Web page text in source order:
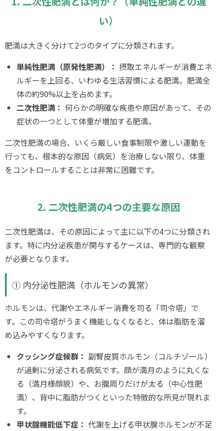
い）
肥満は大きく分けて2つのタイプに分類されます。
単純性肥満（原発性肥満）： 摂取エネルギーが消費エネ
ルギーを上回る、いわゆる生活習慣による肥満。肥満全
体の約90%以上を占めます。
二次性肥満： 何らかの明確な疾患や原因があって、その
症状の一つとして体重が増加する肥満。
二次性肥満の場合、いくら厳しい食事制限や激しい運動を
行っても、根本的な原因（病気）を治療しない限り、体重
をコントロールすることは非常に困難です。
2. 二次性肥満の4つの主要な原因
二次性肥満は、その原因によって主に以下の4つに分類され
ます。特に内分泌疾患が関与するケースは、専門的な観察
が必要となります。
① 内分泌性肥満（ホルモンの異常）
ホルモンは、代謝やエネルギー消費を司る「司令塔」で
す。この司令塔がうまく機能しなくなると、体は脂肪を溜
め込みやすくなります。
クッシング症候群： 副腎皮質ホルモン（コルチゾール）
が過剰に分泌される病気です。顔が満月のように丸くな
る（満月様顔貌）や、お腹周りだけが太る（中心性肥
満）、背中に脂肪がつくといった特徴的な所見が現れま
す。
甲状腺機能低下症： 代謝を上げる甲状腺ホルモンが不足